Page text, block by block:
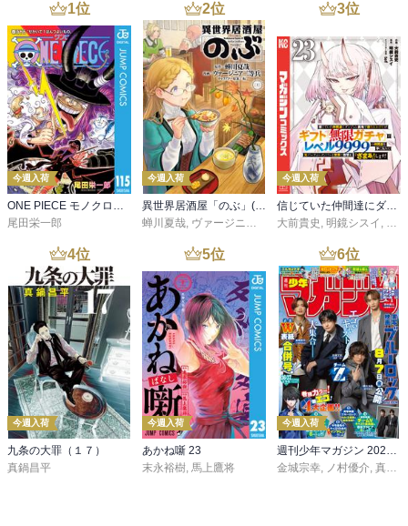
1位
今週入荷
尾田栄一郎
2位
今週入荷
蝉川夏哉 ヴァージニア二等兵 ,転
3位
今週入荷
大前貴史 明鏡シスイ
4位
今週入荷
九条の大罪（１７）
真鍋昌平
5位
今週入荷
あかね噺 23
末永裕樹, 馬上鷹将
6位
今週入荷
週刊少年マガジン 2026年36・37号[2026年8月5日発売]
金城宗幸, ノ村優介, 真島ヒロ